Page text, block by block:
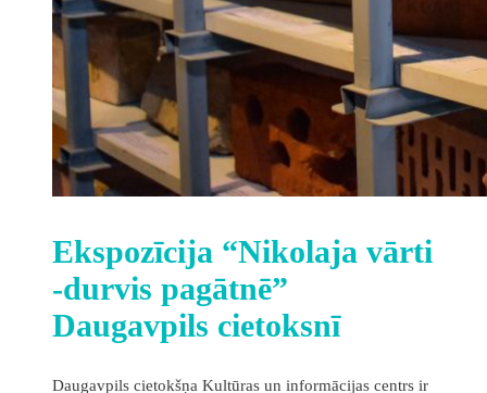
Ekspozīcija “Nikolaja vārti
-durvis pagātnē”
Daugavpils cietoksnī
Daugavpils cietokšņa Kultūras un informācijas centrs ir